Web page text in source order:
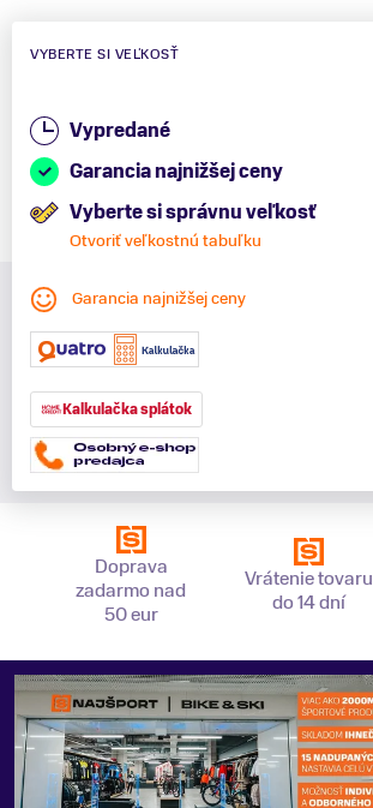
VYBERTE SI VEĽKOSŤ
Vypredané
Garancia najnižšej ceny
Vyberte si správnu veľkosť
Otvoriť veľkostnú tabuľku
Garancia najnižšej ceny
Kalkulačka splátok
Doprava
zadarmo nad
50 eur
Vrátenie tovaru
do 14 dní